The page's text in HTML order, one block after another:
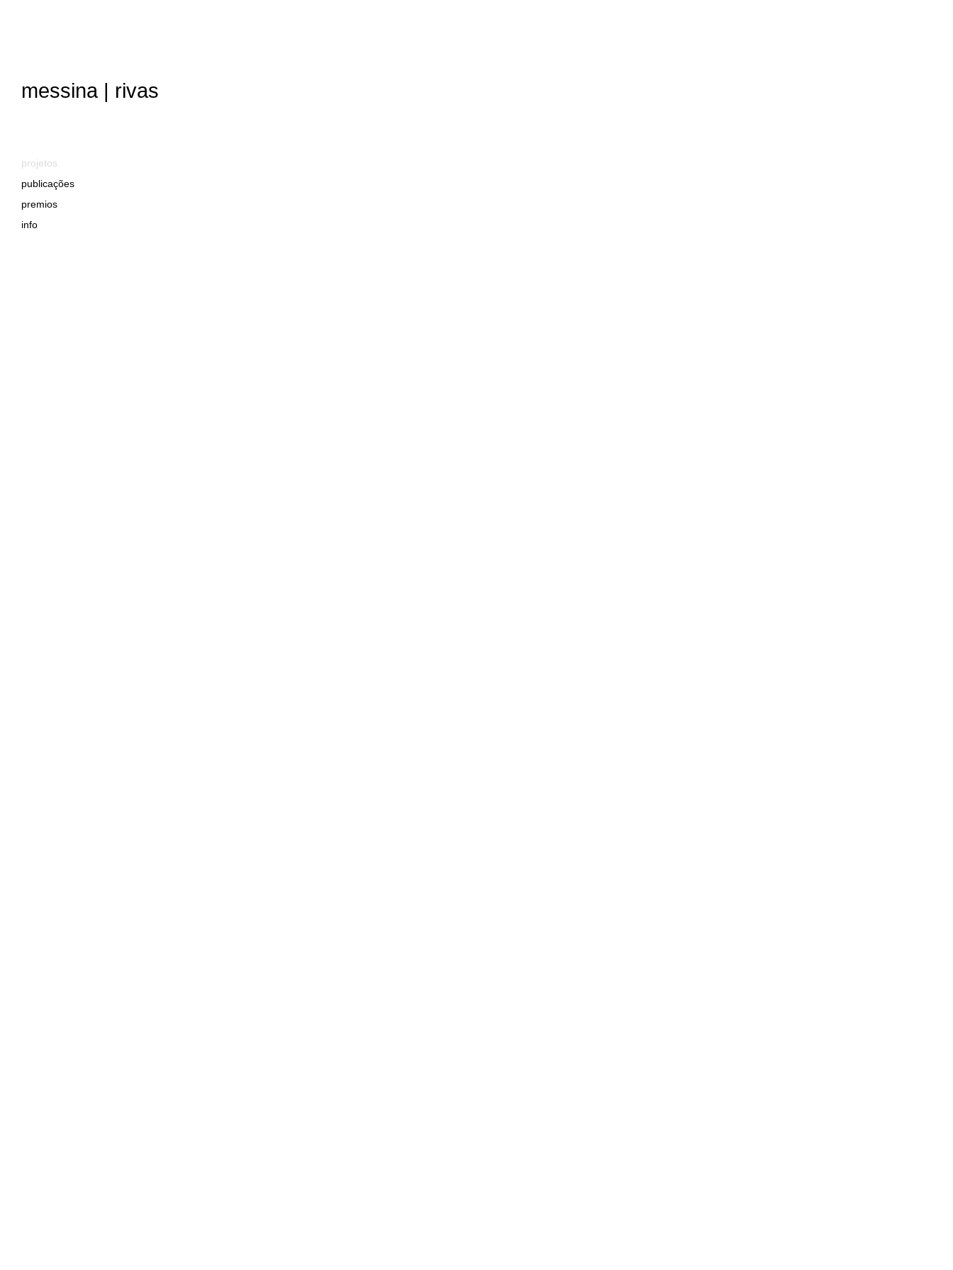
projetos
publicações
premios
info
messina | rivas